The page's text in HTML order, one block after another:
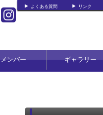
よくある質問 リンク
メンバー ギャラリー